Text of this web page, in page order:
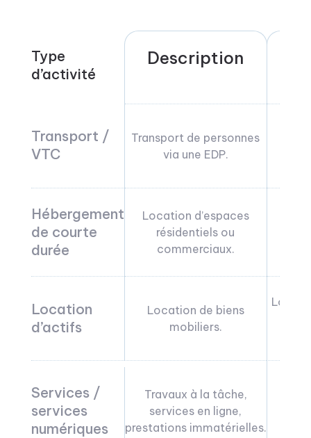
Type
d’activité
Description
Transport /
VTC
Transport de personnes
via une EDP.
Hébergement
de courte
durée
Location d’espaces
résidentiels ou
commerciaux.
Location
d’actifs
Location de biens
mobiliers.
Services /
services
numériques
Travaux à la tâche,
services en ligne,
prestations immatérielles.